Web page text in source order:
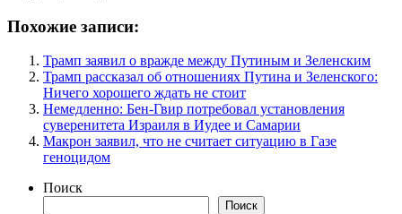
Похожие записи:
Трамп заявил о вражде между Путиным и Зеленским
Трамп рассказал об отношениях Путина и Зеленского:
Ничего хорошего ждать не стоит
Немедленно: Бен-Гвир потребовал установления
суверенитета Израиля в Иудее и Самарии
Макрон заявил, что не считает ситуацию в Газе
геноцидом
Поиск
Поиск